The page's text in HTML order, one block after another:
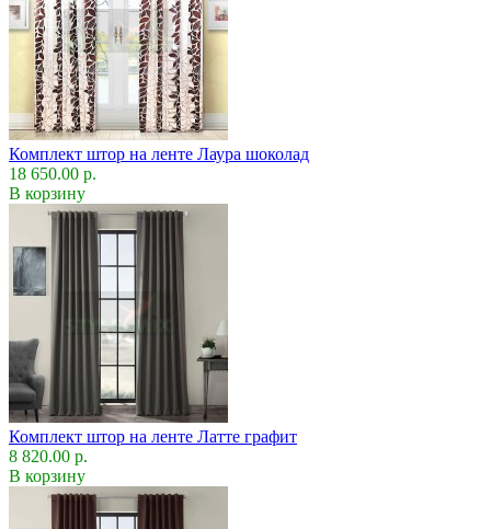
Комплект штор на ленте Лаура шоколад
18 650.00 р.
В корзину
Комплект штор на ленте Латте графит
8 820.00 р.
В корзину